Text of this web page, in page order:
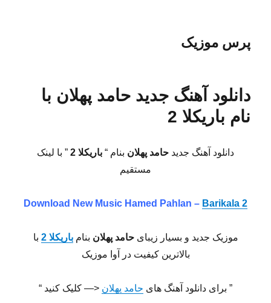
پرس موزیک
دانلود آهنگ جدید حامد پهلان با
نام باریکلا 2
دانلود آهنگ جدید حامد پهلان بنام “ باریکلا 2
” با لینک
مستقیم
Download New Music Hamed Pahlan – Barikala 2
موزیک جدید و بسیار زیبایحامد پهلان بنام باریکلا 2
با
بالاترین کیفیت در آوا موزیک
” برای دانلود آهنگ های حامد پهلان <— کلیک کنید “